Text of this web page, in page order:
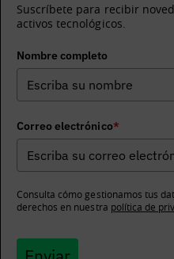
Suscríbete para recibir
activos tecnológicos.
Nombre completo
Correo electrónico*
Consulta cómo gestionamos tus
derechos en nuestra política de